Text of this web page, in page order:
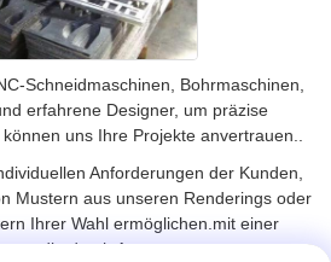
Schneidmaschinen, Bohrmaschinen,
erfahrene Designer, um präzise
uns Ihre Projekte anvertrauen..
Anforderungen der Kunden,
Mustern aus unseren Renderings oder
Ihrer Wahl ermöglichen.mit einer
die durch Anpassung von